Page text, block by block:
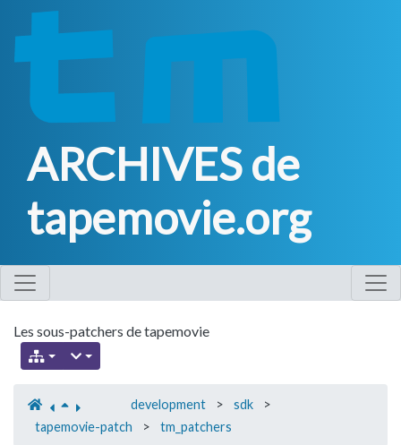
ARCHIVES de
tapemovie.org
Les sous-patchers de tapemovie
development > sdk
>
tapemovie-patch
> tm_patchers